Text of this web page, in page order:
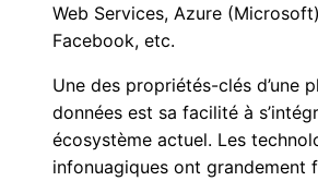
Web Services, Azure
Facebook, etc.
Une des propriétés-clés d’une
données est sa facilité à
écosystème actuel. Les
infonuagiques ont grandement